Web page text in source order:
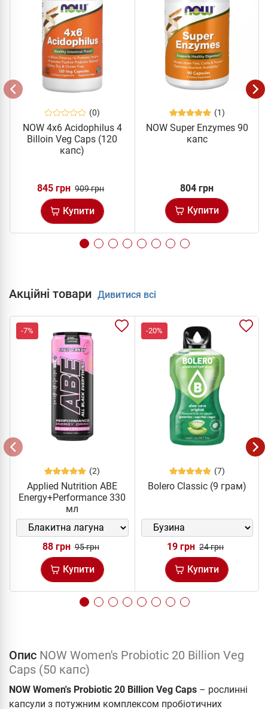
(0)
NOW 4x6 Acidophilus 4
Billoin Veg Caps (120
капс)
845 грн 909 грн
Купити
(1)
NOW Super Enzymes 90
капс
804 грн
Купити
Акційні товари Дивитися всі
-7%
(2)
Applied Nutrition ABE
Energy+Performance 330
мл
88 грн 95 грн
Купити
-20%
(7)
Bolero Classic (9 грам)
19 грн 24 грн
Купити
Опис NOW Women's Probiotic 20 Billion Veg
Caps (50 капс)
NOW Women's Probiotic 20 Billion Veg Caps – рослинні
капсули з потужним комплексом пробіотичних